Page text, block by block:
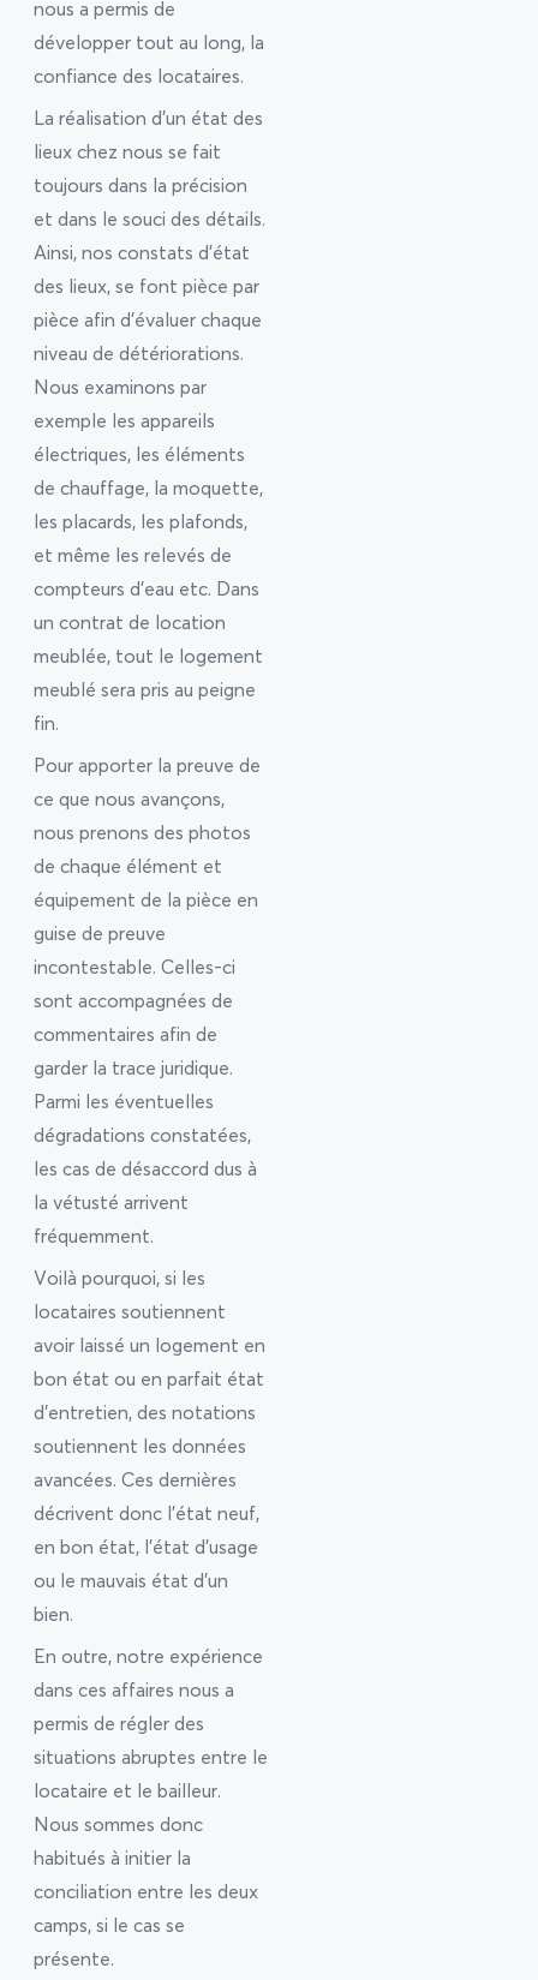
nous a permis de
développer tout au long, la
confiance des locataires.
La réalisation d’un état des
lieux chez nous se fait
toujours dans la précision
et dans le souci des détails.
Ainsi, nos constats d’état
des lieux, se font pièce par
pièce afin d’évaluer chaque
niveau de détériorations.
Nous examinons par
exemple les appareils
électriques, les éléments
de chauffage, la moquette,
les placards, les plafonds,
et même les relevés de
compteurs d’eau etc. Dans
un contrat de location
meublée, tout le logement
meublé sera pris au peigne
fin.
Pour apporter la preuve de
ce que nous avançons,
nous prenons des photos
de chaque élément et
équipement de la pièce en
guise de preuve
incontestable. Celles-ci
sont accompagnées de
commentaires afin de
garder la trace juridique.
Parmi les éventuelles
dégradations constatées,
les cas de désaccord dus à
la vétusté arrivent
fréquemment.
Voilà pourquoi, si les
locataires soutiennent
avoir laissé un logement en
bon état ou en parfait état
d’entretien, des notations
soutiennent les données
avancées. Ces dernières
décrivent donc l’état neuf,
en bon état, l’état d’usage
ou le mauvais état d’un
bien.
En outre, notre expérience
dans ces affaires nous a
permis de régler des
situations abruptes entre le
locataire et le bailleur.
Nous sommes donc
habitués à initier la
conciliation entre les deux
camps, si le cas se
présente.